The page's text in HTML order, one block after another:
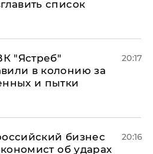
список
"Ястреб"
в колонию за
и пытки
20:17
бизнес
об ударах
20:16